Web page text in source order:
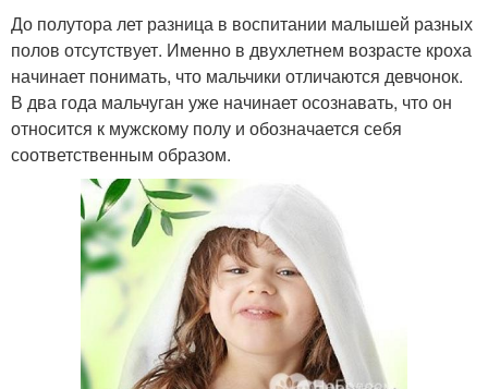
До полутора лет разница в воспитании малышей разных
полов отсутствует. Именно в двухлетнем возрасте кроха
начинает понимать, что мальчики отличаются девчонок.
В два года мальчуган уже начинает осознавать, что он
относится к мужскому полу и обозначается себя
соответственным образом.